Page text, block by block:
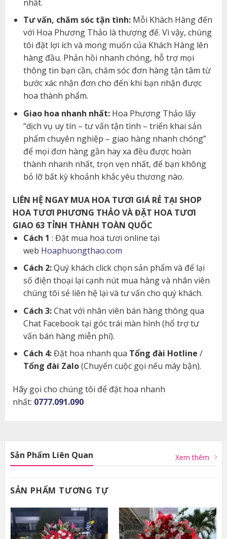
nhất.
Tư vấn, chăm sóc tận tình:Mỗi Khách Hàng đến
với Hoa Phương Thảo là thượng đế. Vì vậy, chúng
tôi đặt lợi ích và mong muốn của Khách Hàng lên
hàng đầu. Phản hồi nhanh chóng, hỗ trợ mọi
thông tin bạn cần, chăm sóc đơn hàng tận tâm từ
bước xác nhận đơn cho đến khi bạn nhận được
hoa thành phẩm.
Giao hoa nhanh nhất:Hoa Phương Thảo lấy
“dịch vụ uy tín – tư vấn tận tình – triển khai sản
phẩm chuyên nghiệp – giao hàng nhanh chóng”
để mọi đơn hàng gần hay xa đều được hoàn
thành nhanh nhất, trọn vẹn nhất, để bạn không
bỏ lỡ bất kỳ khoảnh khắc yêu thương nào.
LIÊN HỆ NGAY MUA HOA TƯƠI GIÁ RẺ TẠI SHOP
HOA TƯƠI PHƯƠNG THẢO VÀ ĐẶT HOA TƯƠI
GIAO 63 TỈNH THÀNH TOÀN QUỐC
Cách 1 : Đặt mua hoa tươi online tại
web Hoaphuongthao.com
Cách 2:Quý khách click chọn sản phẩm và để lại
số điện thoại lại cạnh nút mua hàng và nhân viên
chúng tôi sẻ liên hệ lại và tư vấn cho quý khách.
Cách 3:Chat với nhân viên bán hàng thông qua
Chat Facebook tại góc trái màn hình (hổ trợ tư
vấn bán hàng miễn phí).
Cách 4:Đặt hoa nhanh qua Tổng đài Hotline /
Tổng đài Zalo(Chuyển cuộc gọi nếu máy bận).
Hãy gọi cho chúng tôi để đặt hoa nhanh
nhất: 0777.091.090
Sản Phẩm Liên Quan Xem thêm
SẢN PHẨM TƯƠNG TỰ